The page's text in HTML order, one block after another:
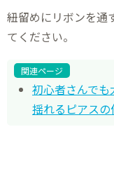
紐留めにリボンを通
てください。
関連ページ
初心者さんで
揺れるピアスの